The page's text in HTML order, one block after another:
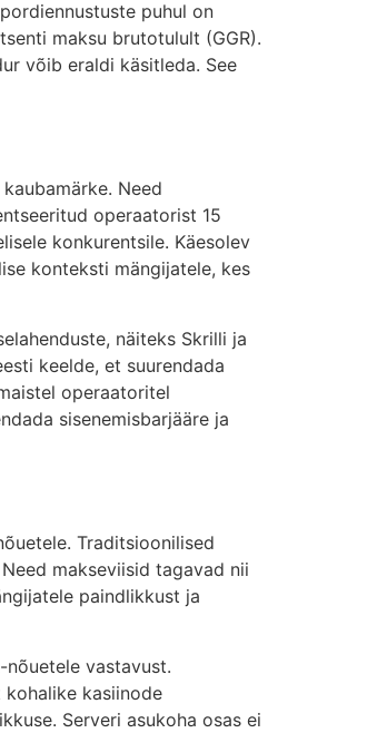
puhul on
maksu brutotulult (GGR).
võib eraldi käsitleda. See
Need
operaatorist 15
konkurentsile. Käesolev
konteksti mängijatele, kes
näiteks Skrilli ja
keelde, et suurendada
operaatoritel
sisenemisbarjääre ja
Traditsioonilised
makseviisid tagavad nii
paindlikkust ja
vastavust.
kasiinode
Serveri asukoha osas ei